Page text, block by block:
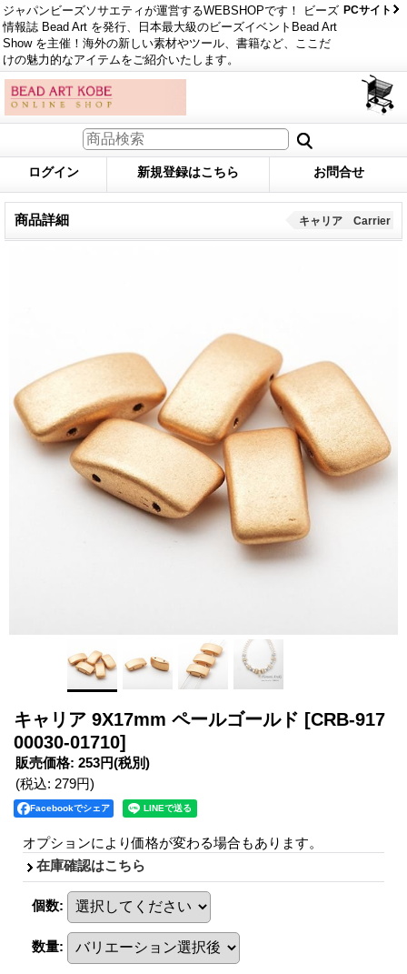
ジャパンビーズソサエティが運営するWEBSHOPです！ ビーズ
情報誌 Bead Art を発行、日本最大級のビーズイベントBead Art
Show を主催！海外の新しい素材やツール、書籍など、ここだ
けの魅力的なアイテムをご紹介いたします。
PCサイト
ログイン 新規登録はこちら お問合せ
商品詳細 キャリア Carrier
キャリア 9X17mm ペールゴールド [CRB-917
00030-01710]
販売価格: 253円(税別)
(税込: 279円)
Facebookでシェア
オプションにより価格が変わる場合もあります。
在庫確認はこちら
個数:
数量: